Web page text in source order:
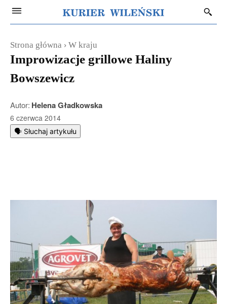
Strona główna W kraju
Improwizacje grillowe Haliny
Bowszewicz
Autor: Helena Gładkowska
6 czerwca 2014
🗣️ Słuchaj artykułu